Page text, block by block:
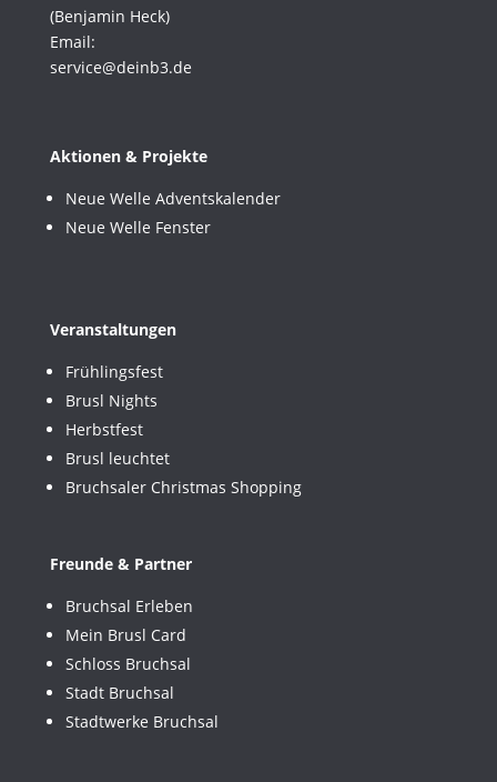
(Benjamin Heck)
Email:
service@deinb3.de
Aktionen & Projekte
Neue Welle Adventskalender
Neue Welle Fenster
Veranstaltungen
Frühlingsfest
Brusl Nights
Herbstfest
Brusl leuchtet
Bruchsaler Christmas Shopping
Freunde & Partner
Bruchsal Erleben
Mein Brusl Card
Schloss Bruchsal
Stadt Bruchsal
Stadtwerke Bruchsal